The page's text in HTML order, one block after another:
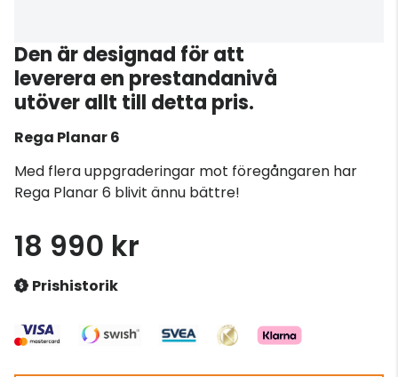
Den är designad för att
leverera en prestandanivå
utöver allt till detta pris.
Rega Planar 6
Med flera uppgraderingar mot föregångaren har
Rega Planar 6 blivit ännu bättre!
18 990 kr
Prishistorik